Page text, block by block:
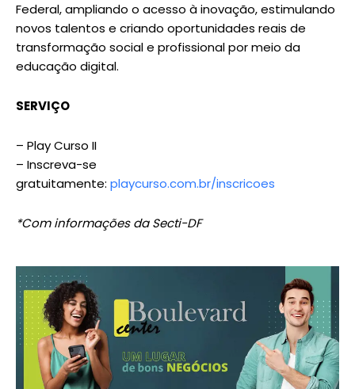
Federal, ampliando o acesso à inovação, estimulando
novos talentos e criando oportunidades reais de
transformação social e profissional por meio da
educação digital.
SERVIÇO
– Play Curso II
– Inscreva-se
gratuitamente: playcurso.com.br/inscricoes
*Com informações da Secti-DF